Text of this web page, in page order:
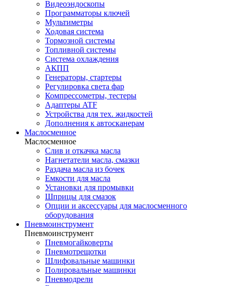
Видеоэндоскопы
Программаторы ключей
Мультиметры
Ходовая система
Тормозной системы
Топливной системы
Система охлаждения
АКПП
Генераторы, стартеры
Регулировка света фар
Компрессометры, тестеры
Адаптеры ATF
Устройства для тех. жидкостей
Дополнения к автосканерам
Маслосменное
Маслосменное
Слив и откачка масла
Нагнетатели масла, смазки
Раздача масла из бочек
Емкости для масла
Установки для промывки
Шприцы для смазок
Опции и аксессуары для маслосменного
оборудования
Пневмоинструмент
Пневмоинструмент
Пневмогайковерты
Пневмотрещотки
Шлифовальные машинки
Полировальные машинки
Пневмодрели